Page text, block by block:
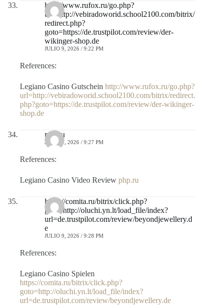
http://www.rufox.ru/go.php?
url=http://vebiradoworid.school2100.com/bitrix/
redirect.php?
goto=https://de.trustpilot.com/review/der-
wikinger-shop.de
JULIO 9, 2026 / 9:22 PM
References:
Legiano Casino Gutschein http://www.rufox.ru/go.php?
url=http://vebiradoworid.school2100.com/bitrix/redirect.
php?goto=https://de.trustpilot.com/review/der-wikinger-
shop.de
php.ru
JULIO 9, 2026 / 9:27 PM
References:
Legiano Casino Video Review php.ru
https://comita.ru/bitrix/click.php?
goto=http://oluchi.yn.lt/load_file/index?
url=de.trustpilot.com/review/beyondjewellery.d
e
JULIO 9, 2026 / 9:28 PM
References:
Legiano Casino Spielen
https://comita.ru/bitrix/click.php?
goto=http://oluchi.yn.lt/load_file/index?
url=de.trustpilot.com/review/beyondjewellery.de